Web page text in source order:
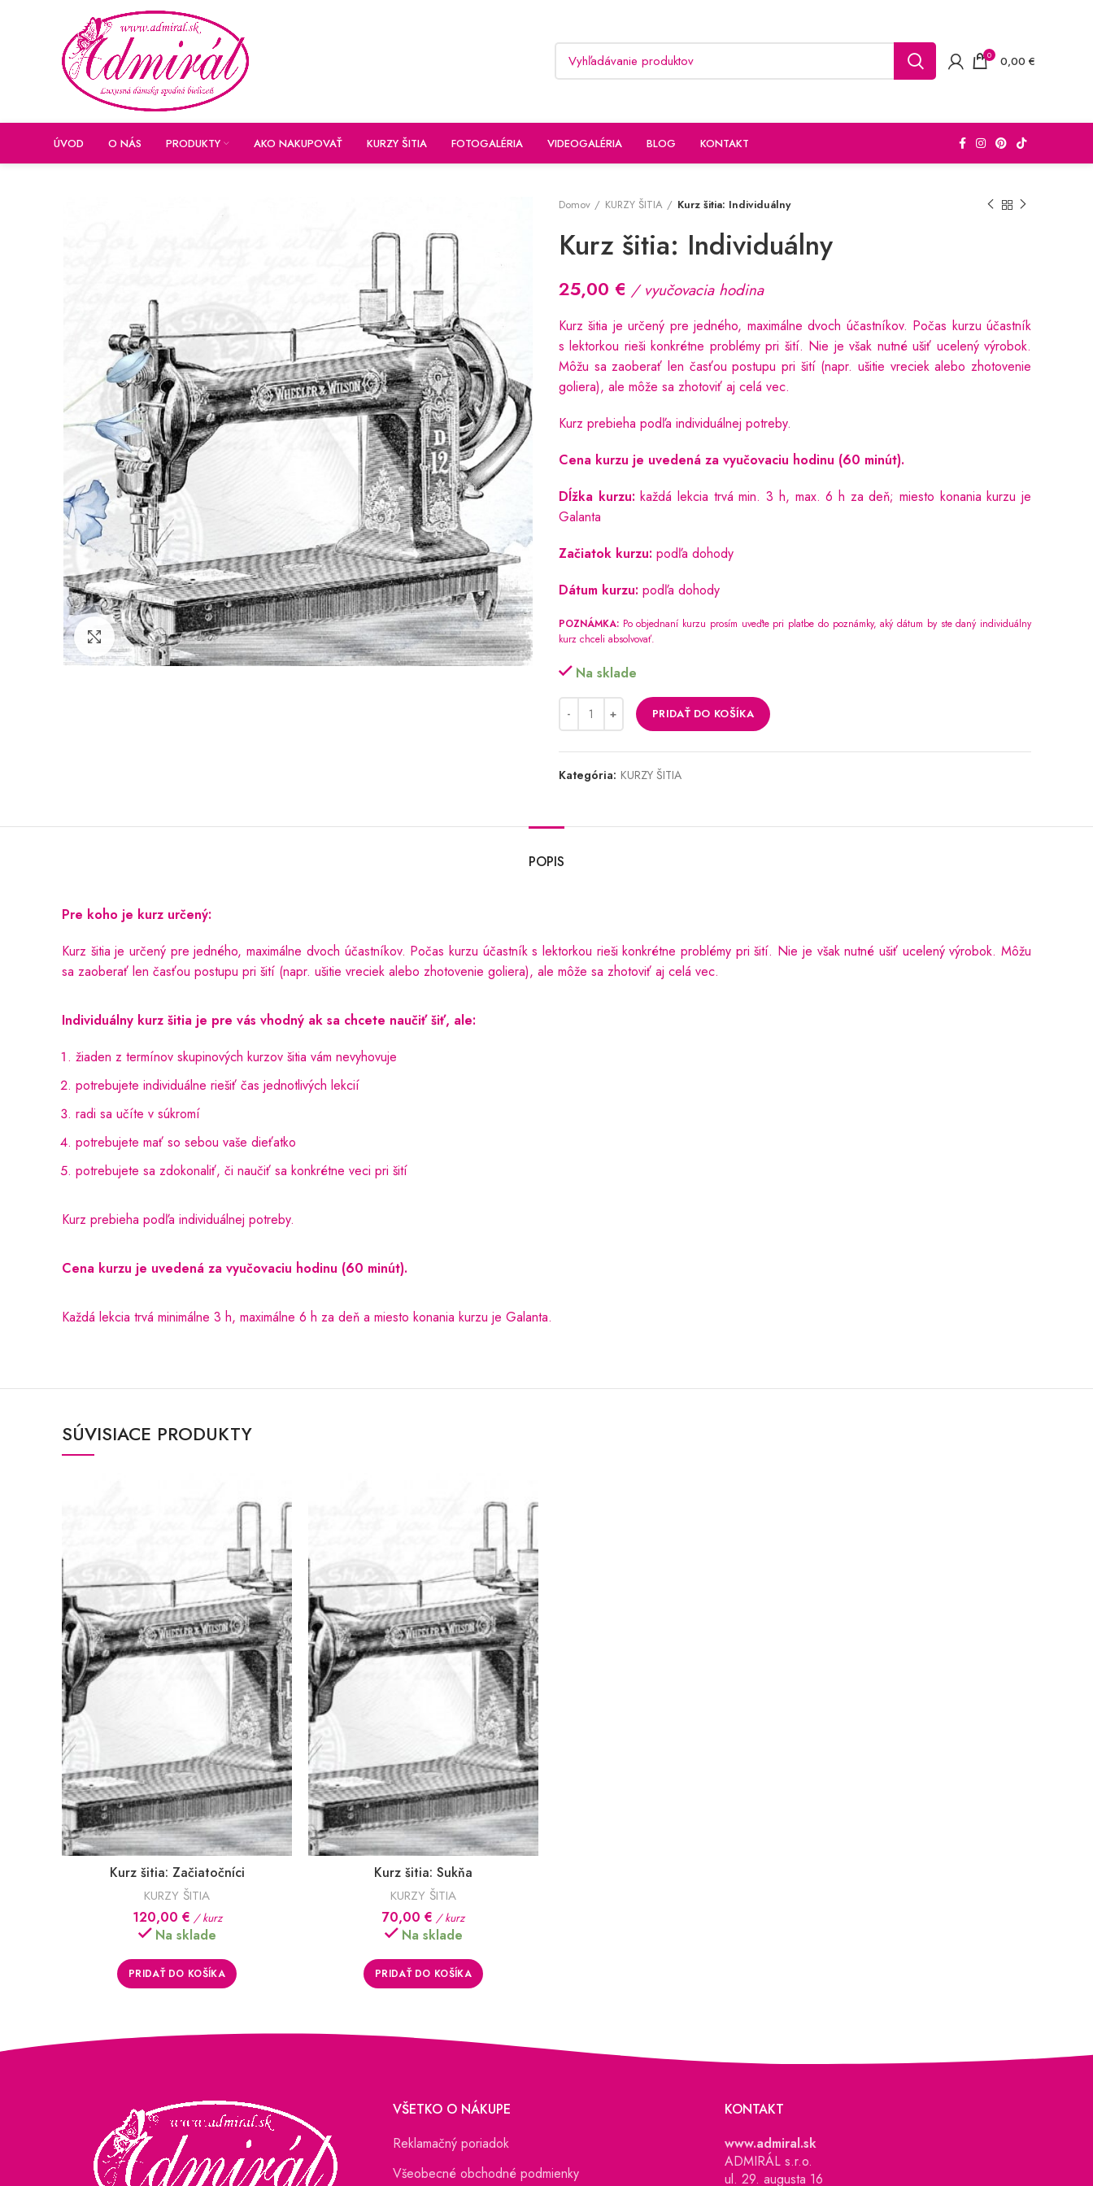
0 0,00 €
ÚVOD O NÁS PRODUKTY AKO NAKUPOVAŤ KURZY ŠITIA FOTOGALÉRIA VIDEOGALÉRIA BLOG KONTAKT
Kliknutím zväčšite
Domov KURZY ŠITIA Kurz šitia: Individuálny
Kurz šitia: Individuálny
25,00 € / vyučovacia hodina
Kurz šitia je určený pre jedného, maximálne dvoch účastníkov. Počas kurzu účastník
s lektorkou rieši konkrétne problémy pri šití. Nie je však nutné ušiť ucelený výrobok.
Môžu sa zaoberať len časťou postupu pri šití (napr. ušitie vreciek alebo zhotovenie
goliera), ale môže sa zhotoviť aj celá vec.
Kurz prebieha podľa individuálnej potreby.
Cena kurzu je uvedená za vyučovaciu hodinu (60 minút).
Dĺžka kurzu: každá lekcia trvá min. 3 h, max. 6 h za deň; miesto konania kurzu je
Galanta
Začiatok kurzu: podľa dohody
Dátum kurzu: podľa dohody
POZNÁMKA: Po objednaní kurzu prosím uveďte pri platbe do poznámky, aký dátum by ste daný individuálny
kurz chceli absolvovať.
Na sklade
PRIDAŤ DO KOŠÍKA
Kategória: KURZY ŠITIA
POPIS
Pre koho je kurz určený:
Kurz šitia je určený pre jedného, maximálne dvoch účastníkov. Počas kurzu účastník s lektorkou rieši konkrétne problémy pri šití. Nie je však nutné ušiť ucelený výrobok. Môžu
sa zaoberať len časťou postupu pri šití (napr. ušitie vreciek alebo zhotovenie goliera), ale môže sa zhotoviť aj celá vec.
Individuálny kurz šitia je pre vás vhodný ak sa chcete naučiť šiť, ale:
žiaden z termínov skupinových kurzov šitia vám nevyhovuje
potrebujete individuálne riešiť čas jednotlivých lekcií
radi sa učíte v súkromí
potrebujete mať so sebou vaše dieťatko
potrebujete sa zdokonaliť, či naučiť sa konkrétne veci pri šití
Kurz prebieha podľa individuálnej potreby.
Cena kurzu je uvedená za vyučovaciu hodinu (60 minút).
Každá lekcia trvá minimálne 3 h, maximálne 6 h za deň a miesto konania kurzu je Galanta.
SÚVISIACE PRODUKTY
Kurz šitia: Začiatočníci
KURZY ŠITIA
120,00 € / kurz
Na sklade
PRIDAŤ DO KOŠÍKA
Kurz šitia: Sukňa
KURZY ŠITIA
70,00 € / kurz
Na sklade
PRIDAŤ DO KOŠÍKA
VŠETKO O NÁKUPE
Reklamačný poriadok
Všeobecné obchodné podmienky
KONTAKT
www.admiral.sk
ADMIRÁL s.r.o.
ul. 29. augusta 16